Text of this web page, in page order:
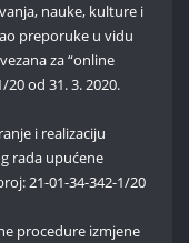
nauke, kulture i
preporuke u vidu
za “online
20 od 31. 3. 2020.
i realizaciju
rada upućene
21-01-34-342-1/20
procedure izmjene